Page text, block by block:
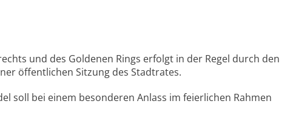
und des Goldenen Rings erfolgt in der Regel durch den
öffentlichen Sitzung des Stadtrates.
soll bei einem besonderen Anlass im feierlichen Rahmen